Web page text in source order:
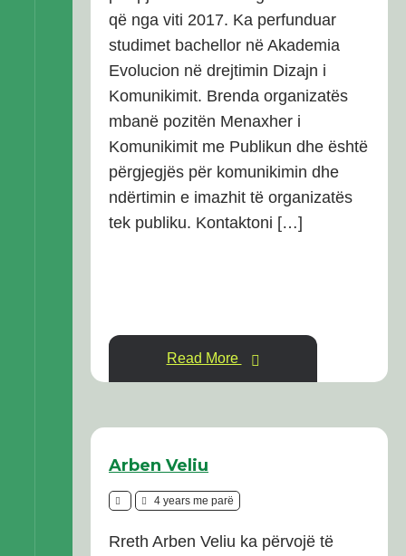
që nga viti 2017. Ka perfunduar
studimet bachellor në Akademia
Evolucion në drejtimin Dizajn i
Komunikimit. Brenda organizatës
mbanë pozitën Menaxher i
Komunikimit me Publikun dhe është
përgjegjës për komunikimin dhe
ndërtimin e imazhit të organizatës
tek publiku. Kontaktoni […]
Read More
Arben Veliu
4 years me parë
Rreth Arben Veliu ka përvojë të